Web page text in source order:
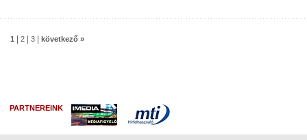
1 2 3 következő »
PARTNEREINK